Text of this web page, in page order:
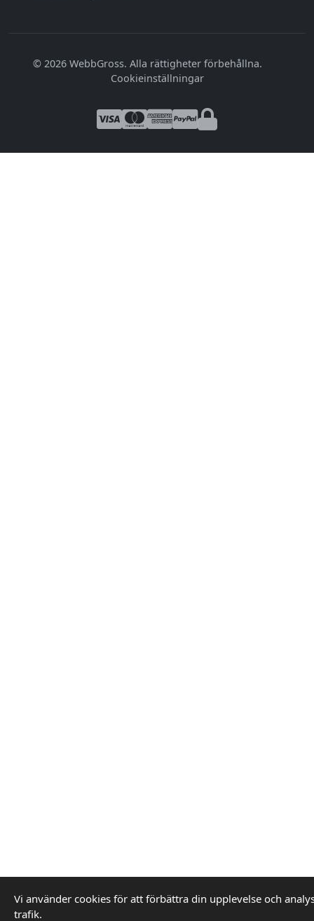
© 2026 WebbGross. Alla rättigheter förbehållna.
Cookieinställningar
Vi använder cookies för att förbättra din upplevelse och
trafik.